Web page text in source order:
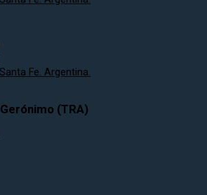
Fe. Argentina.
(TRA)